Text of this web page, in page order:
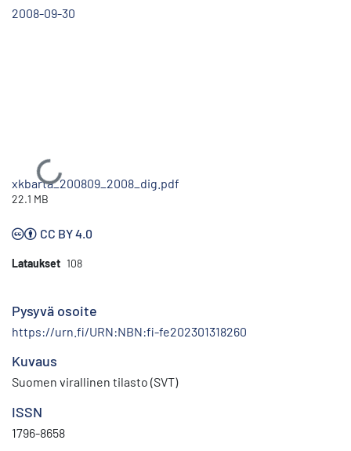
2008-09-30
Ladataan...
xkbarta_200809_2008_dig.pdf
22.1 MB
CC BY 4.0
Lataukset 108
Pysyvä osoite
https://urn.fi/URN:NBN:fi-fe202301318260
Kuvaus
Suomen virallinen tilasto (SVT)
ISSN
1796-8658